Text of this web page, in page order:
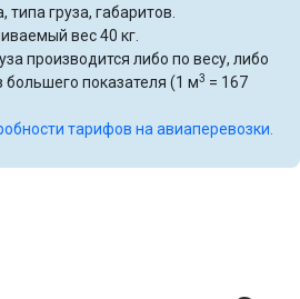
груза, габаритов.
вес 40 кг.
производится либо по весу, либо
большего показателя (1 м3 = 167
тарифов на авиаперевозки.